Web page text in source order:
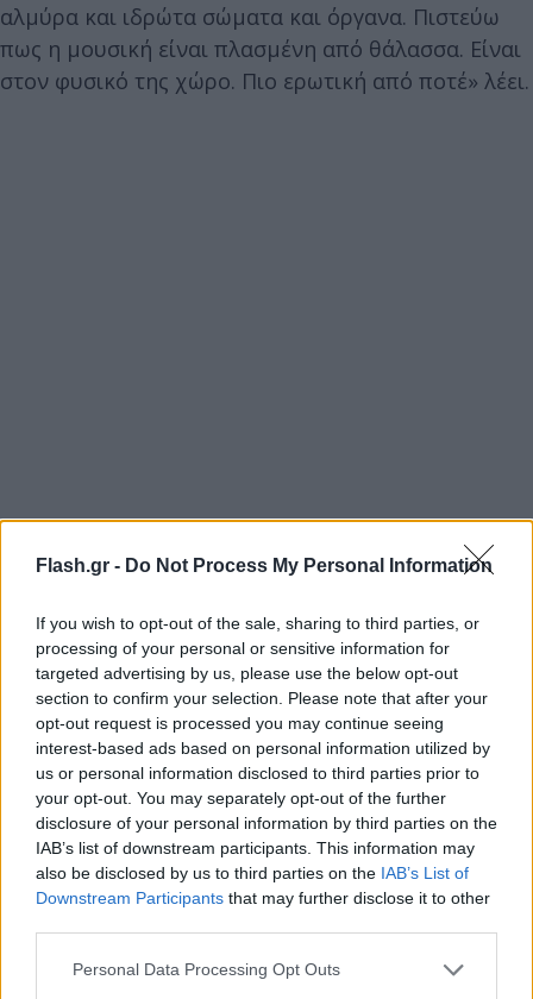
Flash.gr - Do Not Process My Personal Information
If you wish to opt-out of the sale, sharing to third parties, or
processing of your personal or sensitive information for
targeted advertising by us, please use the below opt-out
section to confirm your selection. Please note that after your
opt-out request is processed you may continue seeing
interest-based ads based on personal information utilized by
us or personal information disclosed to third parties prior to
your opt-out. You may separately opt-out of the further
disclosure of your personal information by third parties on the
IAB’s list of downstream participants. This information may
also be disclosed by us to third parties on the IAB’s List of
Downstream Participants that may further disclose it to other
Please note that this website/app uses one or more Google
Personal Data Processing Opt Outs
αλμύρα και ιδρώτα σώματα και όργανα. Πιστεύω
πως η μουσική είναι πλασμένη από θάλασσα. Είναι
στον φυσικό της χώρο. Πιο ερωτική από ποτέ» λέει.
Δίπλα στην άμμο, δίπλα στο κύμα. Βουτιά και